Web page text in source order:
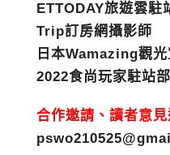
ETTODAY旅遊雲駐
Trip訂房網攝影師
日本Wamazing觀
2022食尚玩家駐站
合作邀請、讀者意